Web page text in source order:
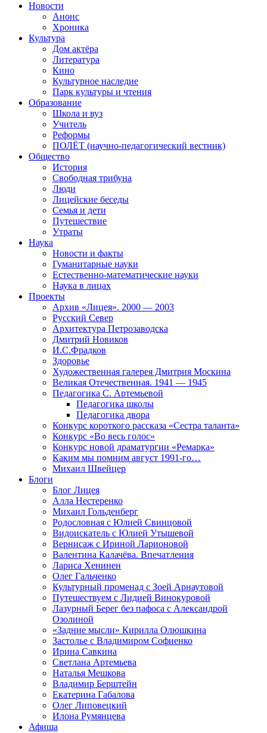
Новости
Анонс
Хроника
Культура
Дом актёра
Литература
Кино
Культурное наследие
Парк культуры и чтения
Образование
Школа и вуз
Учитель
Реформы
ПОЛЁТ (научно-педагогический вестник)
Общество
История
Свободная трибуна
Люди
Лицейские беседы
Семья и дети
Путешествие
Утраты
Наука
Новости и факты
Гуманитарные науки
Естественно-математические науки
Наука в лицах
Проекты
Архив «Лицея». 2000 — 2003
Русский Север
Архитектура Петрозаводска
Дмитрий Новиков
И.С.Фрадков
Здоровье
Художественная галерея Дмитрия Москина
Великая Отечественная. 1941 — 1945
Педагогика С. Артемьевой
Педагогика школы
Педагогика двора
Конкурс короткого рассказа «Сестра таланта»
Конкурс «Во весь голос»
Конкурс новой драматургии «Ремарка»
Каким мы помним август 1991-го…
Михаил Швейцер
Блоги
Блог Лицея
Алла Нестеренко
Михаил Гольденберг
Родословная с Юлией Свинцовой
Видоискатель с Юлией Утышевой
Вернисаж с Ириной Ларионовой
Валентина Калачёва. Впечатления
Лариса Хенинен
Олег Гальченко
Культурный променад с Зоей Арнаутовой
Путешествуем с Лидией Винокуровой
Лазурный Берег без пафоса с Александрой
Озолиной
«Задние мысли» Кирилла Олюшкина
Застолье с Владимиром Софиенко
Ирина Савкина
Светлана Артемьева
Наталья Мешкова
Владимир Берштейн
Екатерина Габалова
Олег Липовецкий
Илона Румянцева
Афиша